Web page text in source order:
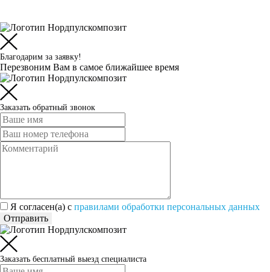
Благодарим за заявку!
Перезвоним Вам в самое ближайшее время
Заказать обратный звонок
Я согласен(а) c правилами обработки персональных данных
Отправить
Заказать бесплатный выезд специалиста